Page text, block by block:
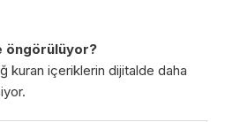
öngörülüyor?
kuran içeriklerin dijitalde daha